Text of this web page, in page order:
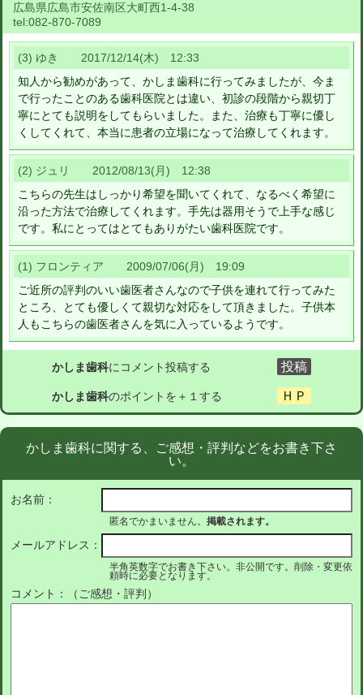
広島県広島市安佐南区大町西1-4-38
tel:082-870-7089
(3) ゆき 2017/12/14(木) 12:33
知人から勧めがあって、かしま歯科に行ってみましたが、今ま
で行ったことのある歯科医院とは違い、初診の段階から親切丁
寧にとても説明をしてもらいました。また、治療も丁寧に優し
くしてくれて、本当に患者の立場になって治療してくれます。
(2) ジュリ 2012/08/13(月) 12:38
こちらの先生はしっかり希望を聞いてくれて、なるべく希望に
沿った方法で治療してくれます。手先は器用そうで上手な感じ
です。私にとってはとてもありがたい歯科医院です。
(1) フロンティア 2009/07/06(月) 19:09
ご近所の評判のいい歯医者さんなので子供を連れて行ってみた
ところ、とても優しくて親切な対応をして頂きました。子供本
人もこちらの歯医者さんを気に入っているようです。
かしま歯科にコメント投稿する
かしま歯科のポイントを＋１する
かしま歯科に関する、ご感想・評判などをお書き下さ
い。
お名前：
匿名でかまいません。 掲載されます。
メールアドレス：
半角英数字でお書き下さい。非公開です。削除・変更依
頼時に必要となります。
コメント：（ご感想・評判）